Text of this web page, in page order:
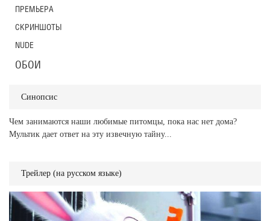
Синопсис
Чем занимаются наши любимые питомцы, пока нас нет дома?
Мультик дает ответ на эту извечную тайну...
Трейлер (на русском языке)
ПРЕМЬЕРА
СКРИНШОТЫ
NUDE
ОБОИ